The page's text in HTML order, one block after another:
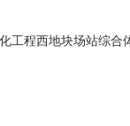
工程西地块场站综
家单位作为项目业
地（